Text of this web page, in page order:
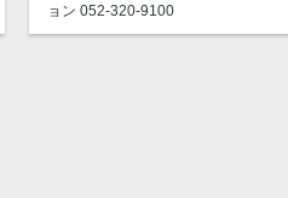
ョン 052-320-9100